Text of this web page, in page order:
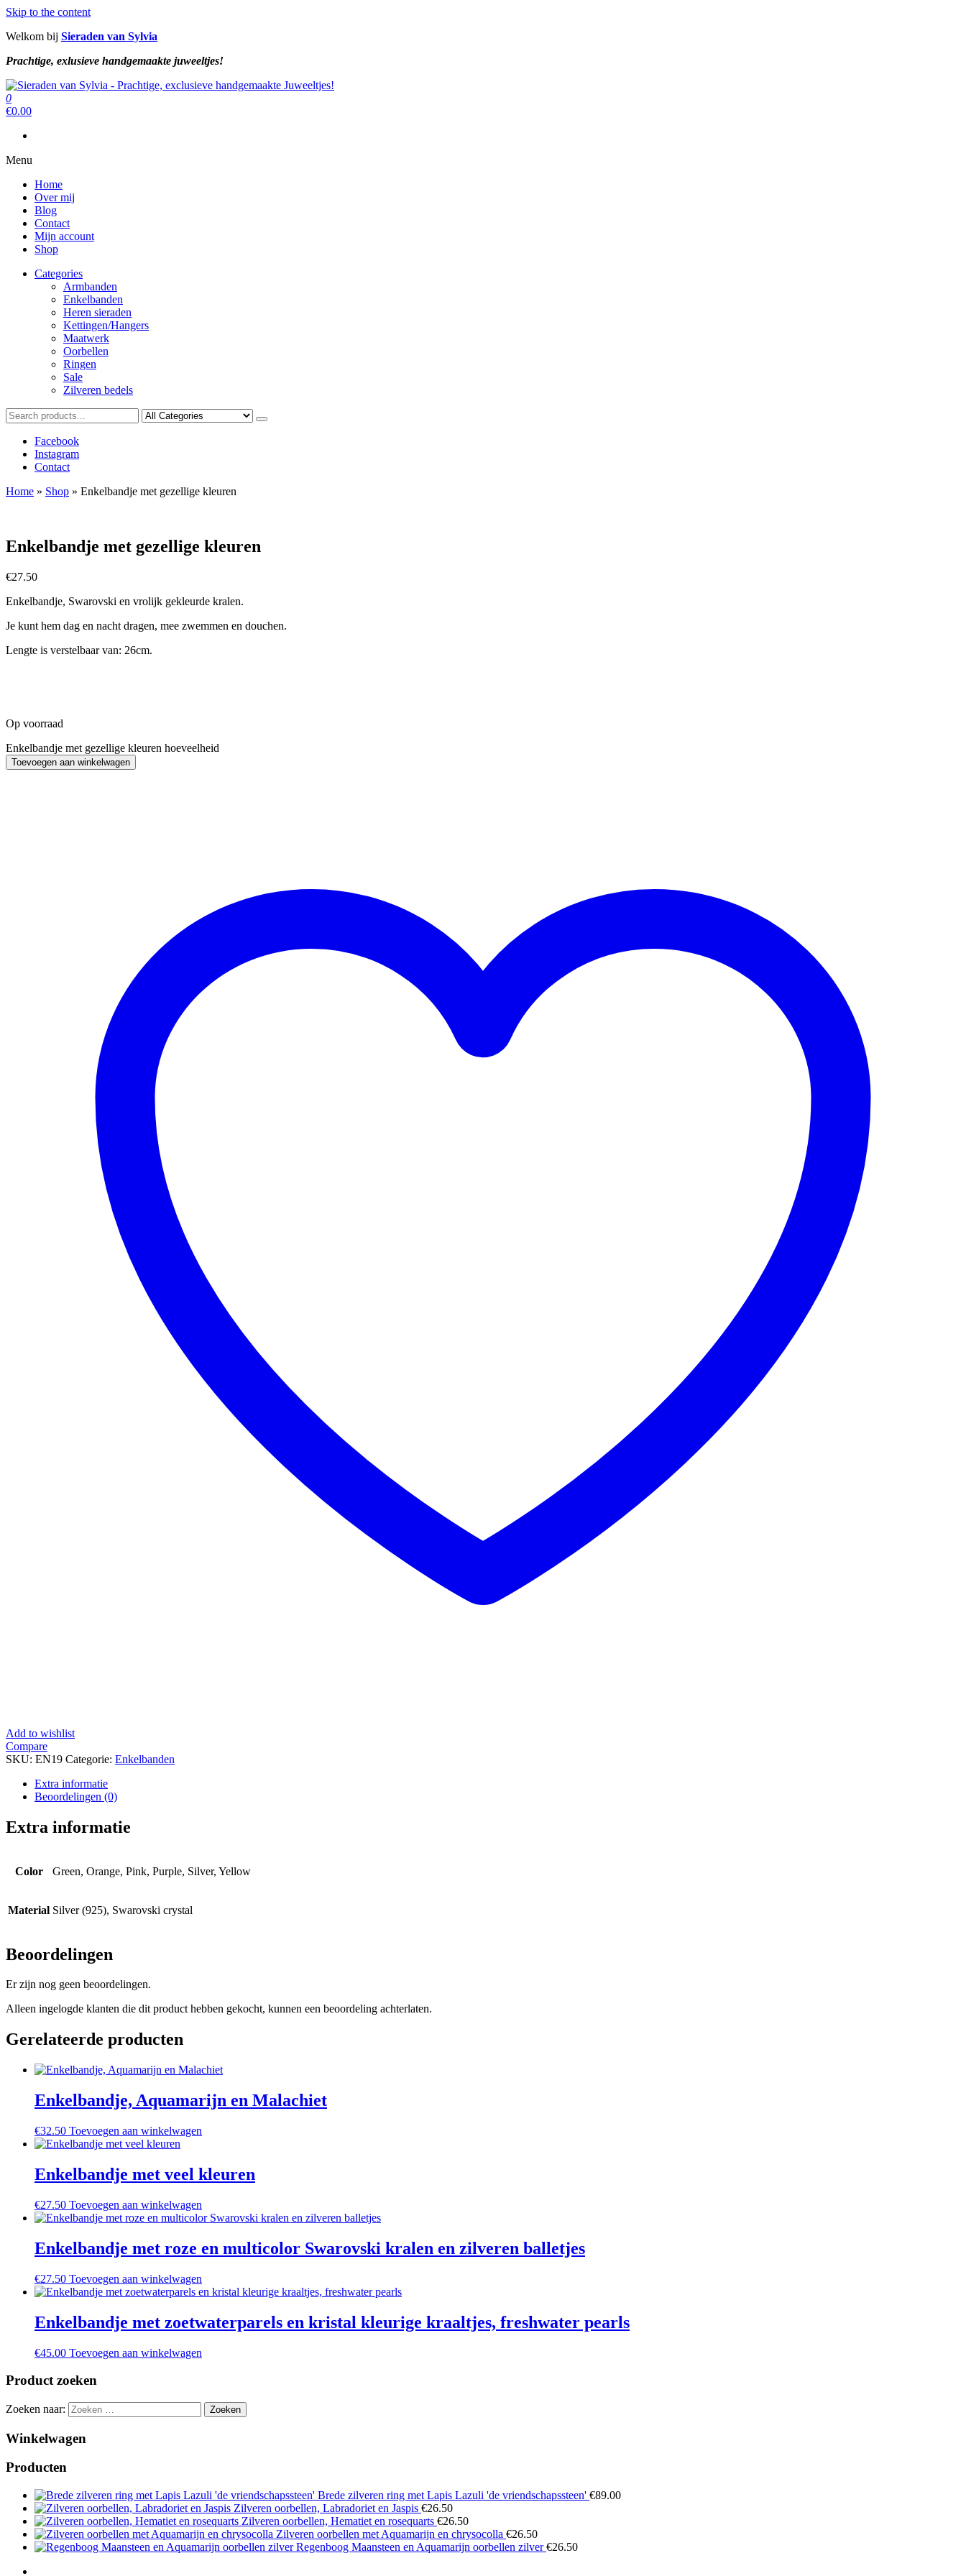
Skip to the content
Welkom bij Sieraden van Sylvia
Prachtige, exlusieve handgemaakte juweeltjes!
Sieraden van Sylvia
Prachtige, exclusieve handgemaakte juweeltjes!
Sieraden van Sylvia
Prachtige, exclusieve handgemaakte juweeltjes!
0
€0.00
Menu
Home
Over mij
Blog
Contact
Mijn account
Shop
Categories
Armbanden
Enkelbanden
Heren sieraden
Kettingen/Hangers
Maatwerk
Oorbellen
Ringen
Sale
Zilveren bedels
Facebook
Instagram
Contact
Home » Shop » Enkelbandje met gezellige kleuren
Enkelbandje met gezellige kleuren
€27.50
Enkelbandje, Swarovski en vrolijk gekleurde kralen.
Je kunt hem dag en nacht dragen, mee zwemmen en douchen.
Lengte is verstelbaar van: 26cm.
Op voorraad
Enkelbandje met gezellige kleuren hoeveelheid
Toevoegen aan winkelwagen
Add to wishlist
Compare
SKU: EN19 Categorie: Enkelbanden
Extra informatie
Beoordelingen (0)
Extra informatie
Color Green, Orange, Pink, Purple, Silver, Yellow
Material Silver (925), Swarovski crystal
Beoordelingen
Er zijn nog geen beoordelingen.
Alleen ingelogde klanten die dit product hebben gekocht, kunnen een beoordeling achterlaten.
Gerelateerde producten
Enkelbandje, Aquamarijn en Malachiet
€32.50 Toevoegen aan winkelwagen
Enkelbandje met veel kleuren
€27.50 Toevoegen aan winkelwagen
Enkelbandje met roze en multicolor Swarovski kralen en zilveren balletjes
€27.50 Toevoegen aan winkelwagen
Enkelbandje met zoetwaterparels en kristal kleurige kraaltjes, freshwater pearls
€45.00 Toevoegen aan winkelwagen
Product zoeken
Zoeken naar:
Winkelwagen
Producten
Brede zilveren ring met Lapis Lazuli 'de vriendschapssteen' €89.00
Zilveren oorbellen, Labradoriet en Jaspis €26.50
Zilveren oorbellen, Hematiet en rosequarts €26.50
Zilveren oorbellen met Aquamarijn en chrysocolla €26.50
Regenboog Maansteen en Aquamarijn oorbellen zilver €26.50